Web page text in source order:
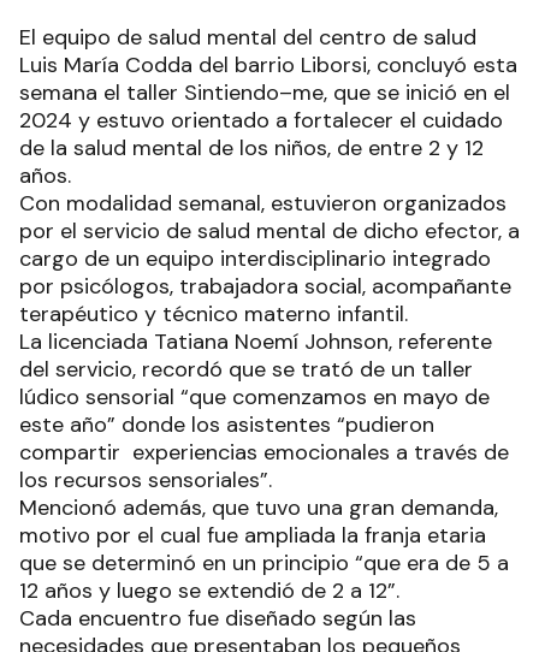
El equipo de salud mental del centro de salud
Luis María Codda del barrio Liborsi, concluyó esta
semana el taller Sintiendo–me, que se inició en el
2024 y estuvo orientado a fortalecer el cuidado
de la salud mental de los niños, de entre 2 y 12
años.
Con modalidad semanal, estuvieron organizados
por el servicio de salud mental de dicho efector, a
cargo de un equipo interdisciplinario integrado
por psicólogos, trabajadora social, acompañante
terapéutico y técnico materno infantil.
La licenciada Tatiana Noemí Johnson, referente
del servicio, recordó que se trató de un taller
lúdico sensorial “que comenzamos en mayo de
este año” donde los asistentes “pudieron
compartir experiencias emocionales a través de
los recursos sensoriales”.
Mencionó además, que tuvo una gran demanda,
motivo por el cual fue ampliada la franja etaria
que se determinó en un principio “que era de 5 a
12 años y luego se extendió de 2 a 12”.
Cada encuentro fue diseñado según las
necesidades que presentaban los pequeños